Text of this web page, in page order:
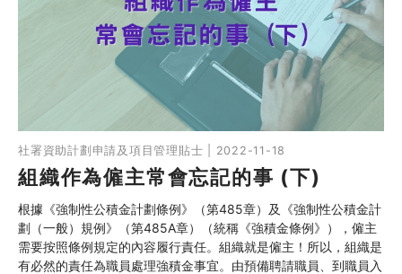
社署資助計劃申請及項目管理貼士 | 2022-11-18
組織作為僱主常會忘記的事 (下)
根據《強制性公積金計劃條例》（第485章）及《強制性公積金計
劃（一般）規例》（第485A章）（統稱《強積金條例》），僱主
需要按照條例規定的內容履行責任。組織就是僱主！所以，組織是
有必然的責任為職員處理強積金事宜。由預備聘請職員、到職員入